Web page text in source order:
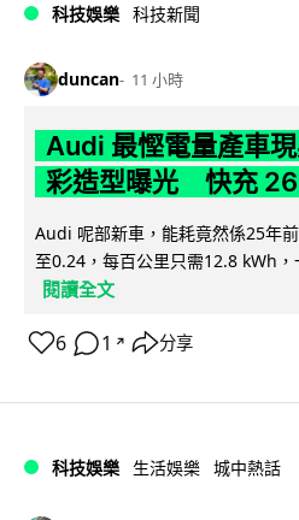
科技娛樂 科技新聞
duncan 11 小時
Audi 最慳電量產車
彩造型曝光 快充 26
Audi 呢部新車，能耗竟然係25年
至0.24，每百公里只需12.8 kWh
閱讀全文
6 1 ↗ 分享
科技娛樂 生活娛樂 城中熱話